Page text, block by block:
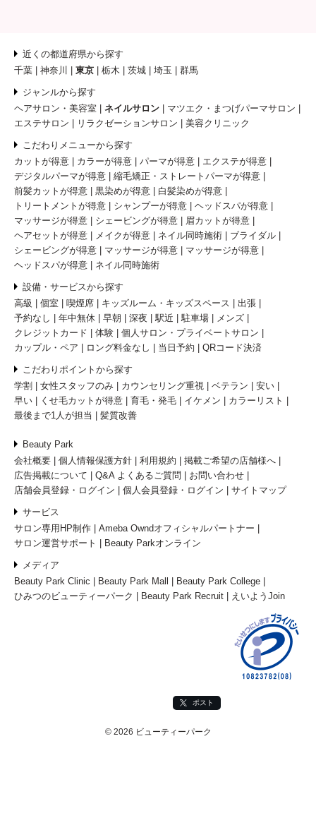
近くの都道府県から探す
千葉
神奈川 東京 栃木 茨城 埼玉 群馬
ジャンルから探す
ヘアサロン・美容室
ネイルサロン
マツエク・まつげパーマサロン
エステサロン
リラクゼーションサロン 美容クリニック
こだわりメニューから探す
カットが得意
カラーが得意 パーマが得意
エクステが得意
デジタルパーマが得意
縮毛矯正・ストレートパーマが得意
前髪カットが得意
黒染めが得意
白髪染めが得意
トリートメントが得意
シャンプーが得意
ヘッドスパが得意
マッサージが得意
シェービングが得意
眉カットが得意
ヘアセットが得意
メイクが得意 ネイル同時施術
ブライダル
シェービングが得意
マッサージが得意
マッサージが得意
ヘッドスパが得意
ネイル同時施術
設備・サービスから探す
高級
個室 喫煙席 キッズルーム・キッズスペース
出張
予約なし
年中無休 早朝 深夜 駅近 駐車場
メンズ
クレジットカード
体験
個人サロン・プライベートサロン
カップル・ペア
ロング料金なし 当日予約 QRコード決済
こだわりポイントから探す
学割
女性スタッフのみ カウンセリング重視 ベテラン
安い
早い
くせ毛カットが得意 育毛・発毛 イケメン
カラーリスト
最後まで1人が担当
髪質改善
Beauty Park
会社概要
個人情報保護方針 利用規約
掲載ご希望の店舗様へ
広告掲載について
Q&A よくあるご質問
お問い合わせ
店舗会員登録・ログイン
個人会員登録・ログイン サイトマップ
サービス
サロン専用HP制作
Ameba Owndオフィシャルパートナー
サロン運営サポート
Beauty Parkオンライン
メディア
Beauty Park Clinic
Beauty Park Mall
Beauty Park College
ひみつのビューティーパーク
Beauty Park Recruit えいようJoin
ポスト
© 2026 ビューティーパーク